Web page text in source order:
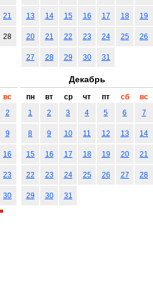
21
28
13 14 15 16 17 18 19
20 21 22 23 24 25 26
27 28 29 30 31
вс
2
9
16
23
30
Декабрь
пн вт ср чт пт сб
вс
1
2 3 4 5 6 7
8 9 10 11 12 13 14
15 16 17 18 19 20 21
22 23 24 25 26 27 28
29 30 31